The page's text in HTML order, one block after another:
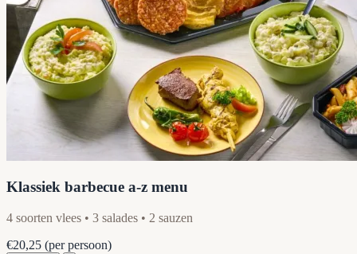
Klassiek barbecue a-z menu
4 soorten vlees • 3 salades • 2 sauzen
€20,25 (per persoon)